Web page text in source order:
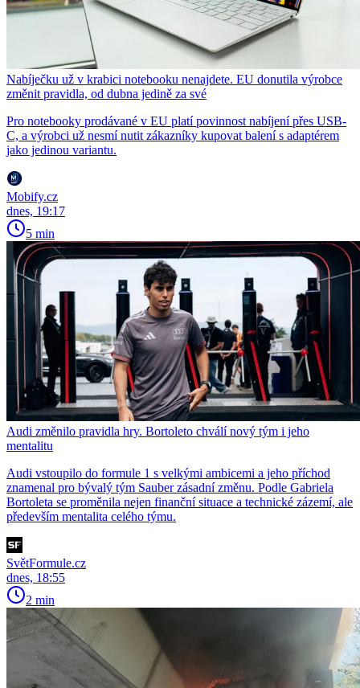
Nabíječku už v krabici notebooku nenajdete. EU donutila výrobce
změnit pravidla, od dubna jedině za své
Pro notebooky prodávané v EU platí povinnost nabíjení přes USB-
C, a výrobci už nesmí nutit zákazníky kupovat balení s adaptérem
jako jedinou variantu.
Mobify.cz
dnes, 19:17
5 min
Audi změnilo pravidla hry. Bortoleto chválí nový tým i jeho
mentalitu
Audi vstoupilo do formule 1 s velkými ambicemi a jeho příchod
znamenal pro bývalý tým Sauber zásadní změnu. Podle Gabriela
Bortoleta se proměnila nejen finanční situace a technické zázemí, ale
především mentalita celého týmu.
SvětFormule.cz
dnes, 18:55
2 min